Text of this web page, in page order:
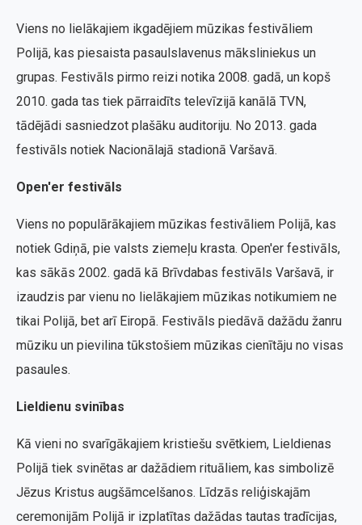
Viens no lielākajiem ikgadējiem mūzikas festivāliem
Polijā, kas piesaista pasaulslavenus māksliniekus un
grupas. Festivāls pirmo reizi notika 2008. gadā, un kopš
2010. gada tas tiek pārraidīts televīzijā kanālā TVN,
tādējādi sasniedzot plašāku auditoriju. No 2013. gada
festivāls notiek Nacionālajā stadionā Varšavā.
Open'er festivāls
Viens no populārākajiem mūzikas festivāliem Polijā, kas
notiek Gdiņā, pie valsts ziemeļu krasta. Open'er festivāls,
kas sākās 2002. gadā kā Brīvdabas festivāls Varšavā, ir
izaudzis par vienu no lielākajiem mūzikas notikumiem ne
tikai Polijā, bet arī Eiropā. Festivāls piedāvā dažādu žanru
mūziku un pievilina tūkstošiem mūzikas cienītāju no visas
pasaules.
Lieldienu svinības
Kā vieni no svarīgākajiem kristiešu svētkiem, Lieldienas
Polijā tiek svinētas ar dažādiem rituāliem, kas simbolizē
Jēzus Kristus augšāmcelšanos. Līdzās reliģiskajām
ceremonijām Polijā ir izplatītas dažādas tautas tradīcijas,